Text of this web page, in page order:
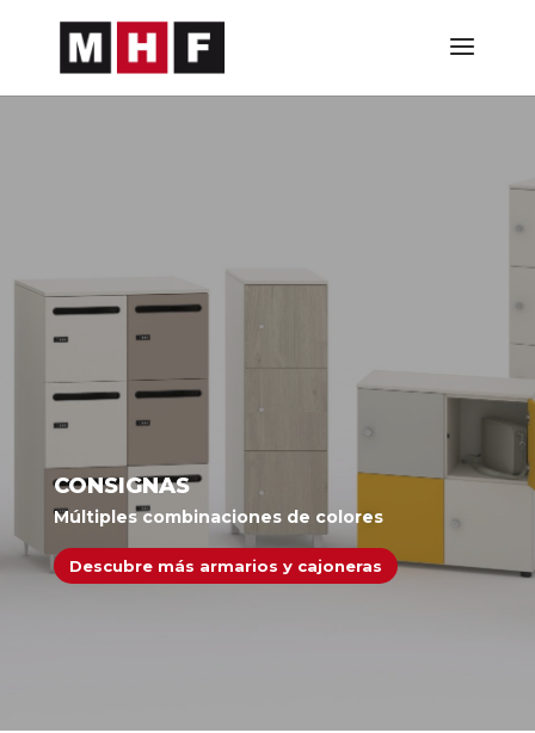
CONSIGNAS
Múltiples combinaciones de colores
Descubre más armarios y cajoneras